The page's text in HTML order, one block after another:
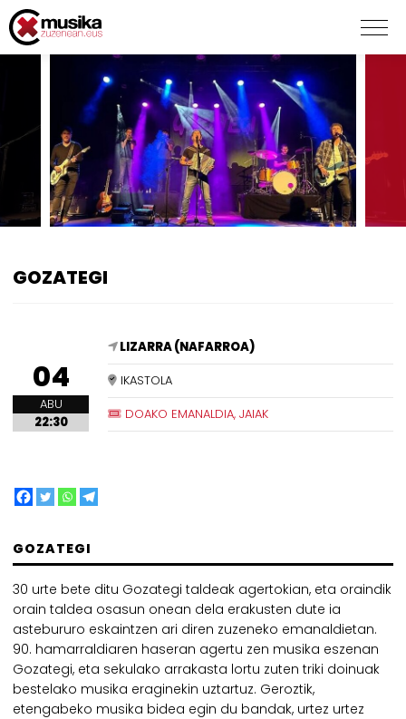
GOZATEGI
04
ABU
22:30
LIZARRA (NAFARROA)
IKASTOLA
DOAKO EMANALDIA, JAIAK
GOZATEGI
30 urte bete ditu Gozategi taldeak agertokian, eta oraindik
orain taldea osasun onean dela erakusten dute ia
astebururo eskaintzen ari diren zuzeneko emanaldietan.
90. hamarraldiaren haseran agertu zen musika eszenan
Gozategi, eta sekulako arrakasta lortu zuten triki doinuak
bestelako musika eraginekin uztartuz. Geroztik,
etengabeko musika bidea egin du bandak, urtez urtez